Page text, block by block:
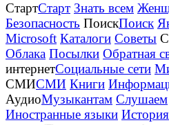
СтартСтарт Знать всем
Безопасность ПоискПоиск
Microsoft Каталоги Советы
Облака Посылки Обратная
интернетСоциальные сети
СМИСМИ Книги
АудиоМузыкантам Слушаем
Иностранные языки История